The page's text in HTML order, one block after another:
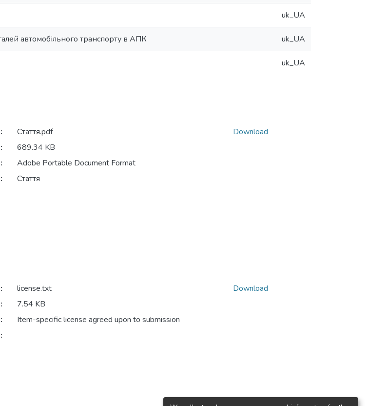
uk_UA
автомобільного транспорту в АПК uk_UA
uk_UA
Стаття.pdf
689.34 KB
Adobe Portable Document Format
Стаття
Download
license.txt
7.54 KB
Item-specific license agreed upon to submission
Download